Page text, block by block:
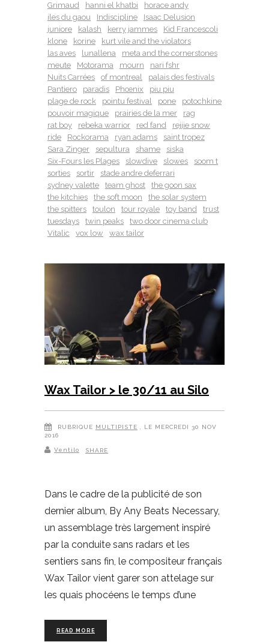
Grimaud
hanni el khatbi
horace andy
iles du gaou
Indiscipline
Isaac Delusion
juniore
kalash kerry jammes
Kid Francescoli
klone
korine
kurt vile and the violators
las aves
lunallena
meta and the cornerstones
meute
Motorama mourn
nari fshr
Nuits Carrées
of montreal
palais des festivals
Pantiero
paradis Phœnix
piu piu
plage de rock
pointu festival pone
potochkine
pouvoir magique
prairies de la mer
rag
rat boy
rebeka warrior red fand
rejjie snow
ride
Rockorama ryan adams
saint tropez
Sara Zinger
sepultura shame
siska
Six-Fours les Plages
slowdive slowes
soom t
sorties
sortir
stade andre deferrari
sydney valette
team ghost
the goon sax
the kitchies
the soft moon
the solar system
the spitters
toulon tour royale toy band
trust
tuesdays
twin peaks
two door cinema club
Vitalic
vox low wax tailor
Wax Tailor > le 30/11 au Silo
RUBRIQUE MULTIPISTE , LE MERCREDI 30 NOV
2016
Ventilo SHARE
Dans le cadre de la publicité de son
dernier album, By Any Beats Necessary,
un assemblage très largement inspiré
par la conduite sans radars et les
sentiers sans fin, le compositeur français
Wax Tailor vient garer son attelage sur
les quais phocéens le temps d’une
READ MORE